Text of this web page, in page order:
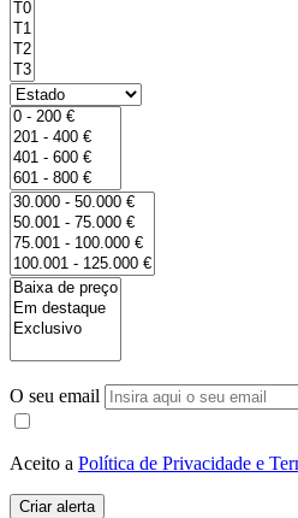
O seu email
Aceito a Política de Privacidade e